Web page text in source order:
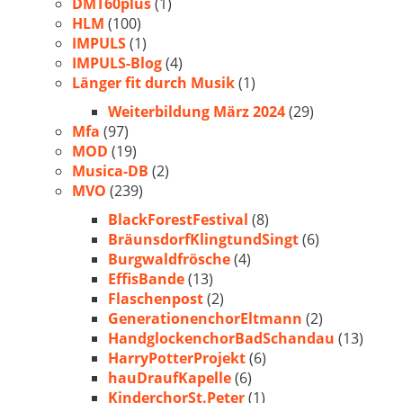
HLM (100)
IMPULS(1)
IMPULS-Blog(4)
Länger fit durch Musik(1)
Weiterbildung März 2024(29)
Mfa (97)
MOD (19)
Musica-DB (2)
MVO (239)
BlackForestFestival (8)
BräunsdorfKlingtundSingt(6)
Burgwaldfrösche(4)
EffisBande(13)
Flaschenpost(2)
GenerationenchorEltmann (2)
HandglockenchorBadSchandau (13)
HarryPotterProjekt(6)
hauDraufKapelle(6)
KinderchorSt.Peter(1)